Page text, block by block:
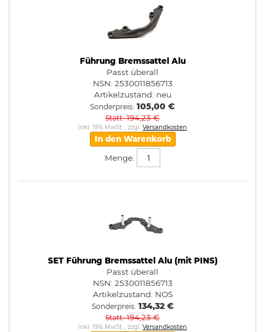
Führung Bremssattel Alu
Passt überall
NSN: 2530011856713
Artikelzustand: neu
Sonderpreis 105,00 €
Statt 194,23 €
Inkl. 19% MwSt. , zzgl. Versandkosten
In den Warenkorb
Menge:
SET Führung Bremssattel Alu (mit PINS)
Passt überall
NSN: 2530011856713
Artikelzustand: NOS
Sonderpreis 134,32 €
Statt 194,23 €
Inkl. 19% MwSt. , zzgl. Versandkosten